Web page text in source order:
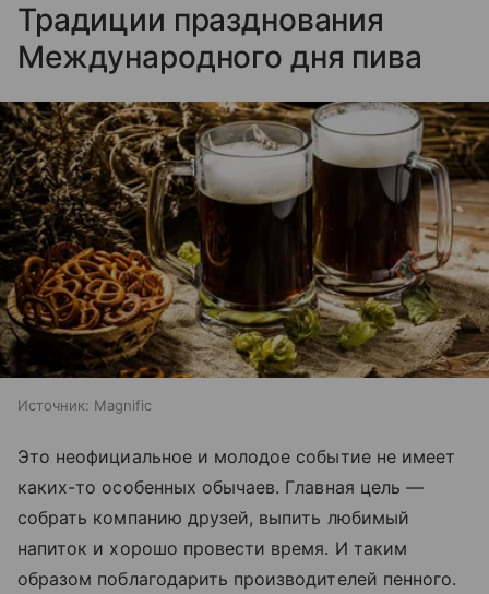
Традиции празднования
Международного дня пива
Источник: Magnific
Это неофициальное и молодое событие не имеет
каких-то особенных обычаев. Главная цель —
собрать компанию друзей, выпить любимый
напиток и хорошо провести время. И таким
образом поблагодарить производителей пенного.